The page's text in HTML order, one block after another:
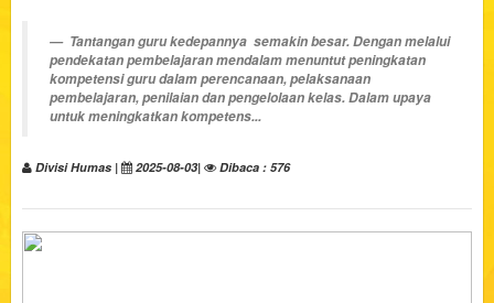
Tantangan guru kedepannya semakin besar. Dengan melalui
pendekatan pembelajaran mendalam menuntut peningkatan
kompetensi guru dalam perencanaan, pelaksanaan
pembelajaran, penilaian dan pengelolaan kelas. Dalam upaya
untuk meningkatkan kompetens...
Divisi Humas | 2025-08-03| Dibaca : 576